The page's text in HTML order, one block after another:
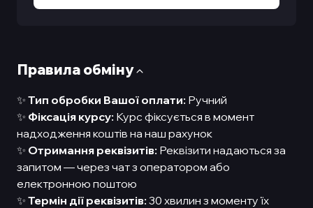
Правила обмiну
✨ Тип обробки Вашої оплати: Ручний
✨ Фіксація курсу: Курс фіксується в момент
надходження коштів на наш рахунок
✨ Отримання реквізитів: Реквізити надаються за
запитом — через чат з оператором або
електронною поштою
✨ Термін дії реквізитів: 30 хвилин з моменту їх